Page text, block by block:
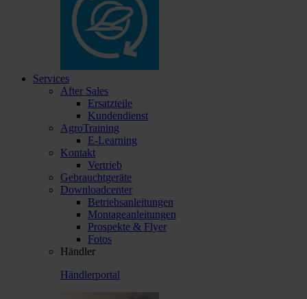
Services
After Sales
Ersatzteile
Kundendienst
AgroTraining
E-Learning
Kontakt
Vertrieb
Gebrauchtgeräte
Downloadcenter
Betriebsanleitungen
Montageanleitungen
Prospekte & Flyer
Fotos
Händler
Händlerportal